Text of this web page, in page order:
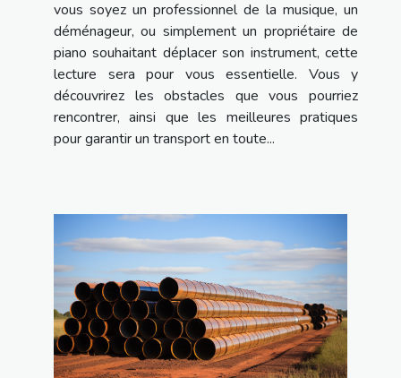
vous soyez un professionnel de la musique, un
déménageur, ou simplement un propriétaire de
piano souhaitant déplacer son instrument, cette
lecture sera pour vous essentielle. Vous y
découvrirez les obstacles que vous pourriez
rencontrer, ainsi que les meilleures pratiques
pour garantir un transport en toute...